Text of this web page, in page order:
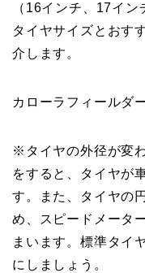
（16インチ、17イ
タイヤサイズとおす
介します。
カローラフィールダ
※タイヤの外径が変
をすると、タイヤが
す。また、タイヤの
め、スピードメータ
まいます。標準タイ
にしましょう。